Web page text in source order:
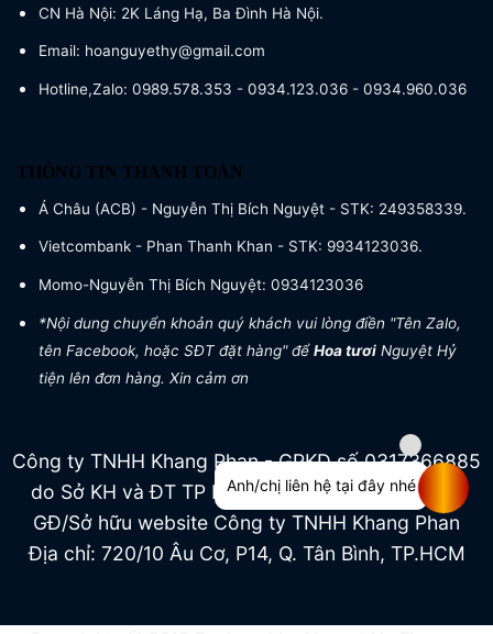
CN Hà Nội: 2K Láng Hạ, Ba Đình Hà Nội.
Email: hoanguyethy@gmail.com
Hotline,Zalo: 0989.578.353 - 0934.123.036 - 0934.960.036
THÔNG TIN THANH TOÁN
Á Châu (ACB) - Nguyễn Thị Bích Nguyệt - STK: 249358339.
Vietcombank - Phan Thanh Khan - STK: 9934123036.
Momo-Nguyễn Thị Bích Nguyệt: 0934123036
*Nội dung chuyển khoản quý khách vui lòng điền "Tên Zalo,
tên Facebook, hoặc SĐT đặt hàng" đểHoa tươi Nguyệt Hỷ
tiện lên đơn hàng. Xin cảm ơn
Công ty TNHH Khang Phan - GPKD số 0317366885
do Sở KH và ĐT TP HCM cấp ngày 04/07/2022
GĐ/Sở hữu website Công ty TNHH Khang Phan
Địa chỉ: 720/10 Âu Cơ, P14, Q. Tân Bình, TP.HCM
Anh/chị liên hệ tại đây nhé